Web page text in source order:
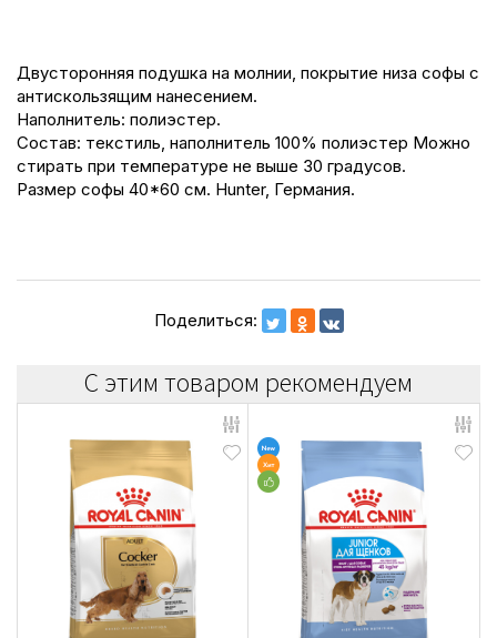
Двусторонняя подушка на молнии, покрытие низа софы с
антискользящим нанесением.
Наполнитель: полиэстер.
Состав: текстиль, наполнитель 100% полиэстер Можно
стирать при температуре не выше 30 градусов.
Размер софы 40*60 см. Hunter, Германия.
Поделиться:
С этим товаром рекомендуем